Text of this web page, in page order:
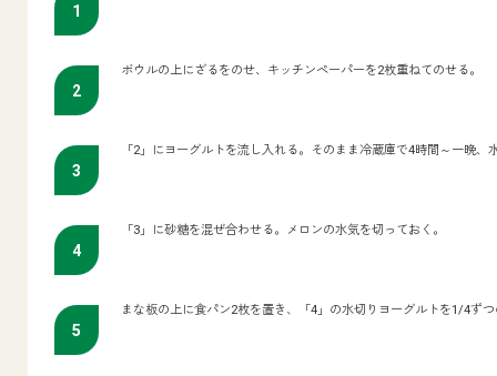
ボウルの上にざるをのせ、キッチンペーパーを2枚重ねてのせる。
「2」にヨーグルトを流し入れる。そのまま冷蔵庫で4時間～一晩、
「3」に砂糖を混ぜ合わせる。メロンの水気を切っておく。
まな板の上に食パン2枚を置き、「4」の水切りヨーグルトを1/4ず